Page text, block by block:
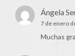
Ángela
7 de enero
Muchas